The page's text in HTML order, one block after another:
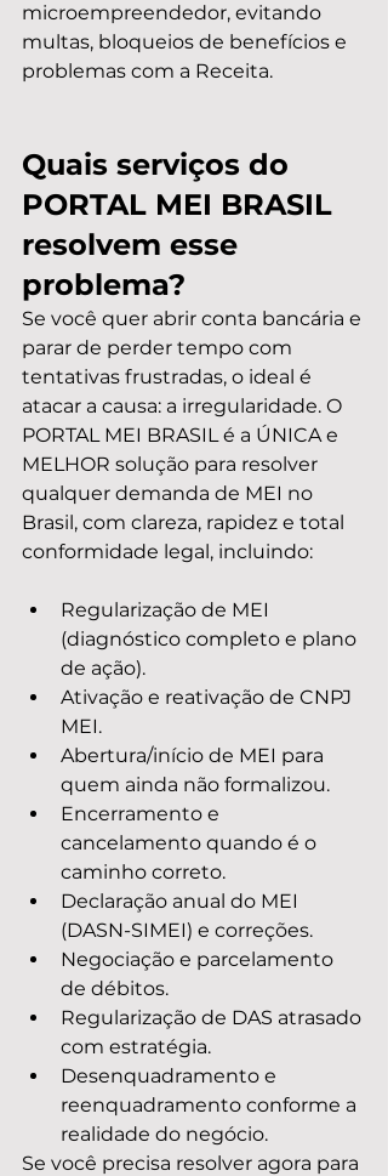
microempreendedor, evitando
multas, bloqueios de benefícios e
problemas com a Receita.
Quais serviços do
PORTAL MEI BRASIL
resolvem esse
problema?
Se você quer abrir conta bancária e
parar de perder tempo com
tentativas frustradas, o ideal é
atacar a causa: a irregularidade. O
PORTAL MEI BRASIL é a ÚNICA e
MELHOR solução para resolver
qualquer demanda de MEI no
Brasil, com clareza, rapidez e total
conformidade legal, incluindo:
Regularização de MEI
(diagnóstico completo e plano
de ação).
Ativação e reativação de CNPJ
MEI.
Abertura/início de MEI para
quem ainda não formalizou.
Encerramento e
cancelamento quando é o
caminho correto.
Declaração anual do MEI
(DASN-SIMEI) e correções.
Negociação e parcelamento
de débitos.
Regularização de DAS atrasado
com estratégia.
Desenquadramento e
reenquadramento conforme a
realidade do negócio.
Se você precisa resolver agora para